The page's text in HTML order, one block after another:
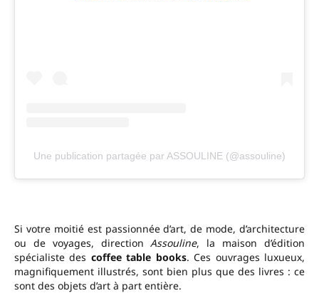
Une publication partagée par ASSOULINE (@assouline)
Si votre moitié est passionnée d’art, de mode, d’architecture
ou de voyages, direction Assouline, la maison d’édition
spécialiste des coffee table books. Ces ouvrages luxueux,
magnifiquement illustrés, sont bien plus que des livres : ce
sont des objets d’art à part entière.